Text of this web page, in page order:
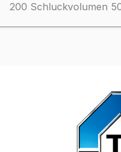
200 Schluckvolumen